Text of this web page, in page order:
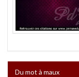
Du mot à maux